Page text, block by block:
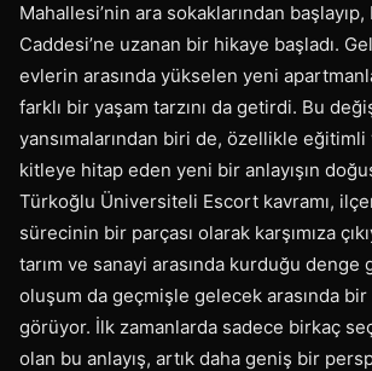
Mahallesi’nin ara sokaklarından
Caddesi’ne uzanan bir hikaye başladı.
evlerin arasında yükselen yeni
farklı bir yaşam tarzını da getirdi. Bu
yansımalarından biri de, özellikle
kitleye hitap eden yeni bir anlayışın
Türkoğlu Üniversiteli Escort kavramı,
sürecinin bir parçası olarak karşımıza
tarım ve sanayi arasında kurduğu denge
oluşum da geçmişle gelecek arasında
görüyor. İlk zamanlarda sadece birkaç
olan bu anlayış, artık daha geniş bir